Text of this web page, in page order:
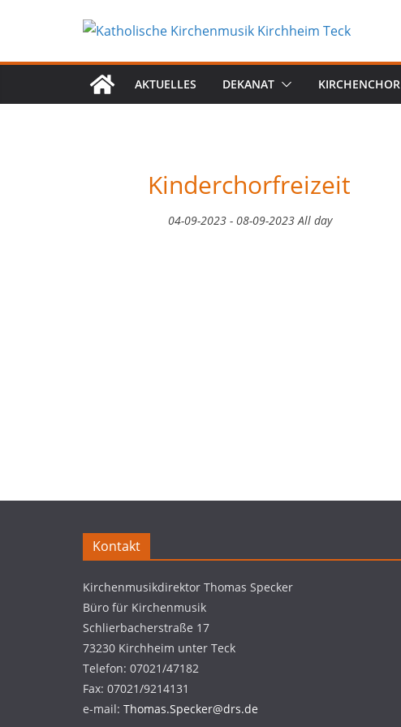
AKTUELLES DEKANAT KIRCHENCHOR
Kinderchorfreizeit
04-09-2023 - 08-09-2023 All day
Kontakt
Kirchenmusikdirektor Thomas Specker
Büro für Kirchenmusik
Schlierbacherstraße 17
73230 Kirchheim unter Teck
Telefon: 07021/47182
Fax: 07021/9214131
e-mail: Thomas.Specker@drs.de